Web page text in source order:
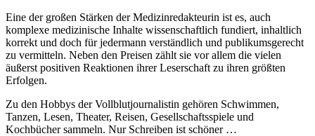
Eine der großen Stärken der Medizinredakteurin ist es, auch
komplexe medizinische Inhalte wissenschaftlich fundiert, inhaltlich
korrekt und doch für jedermann verständlich und publikumsgerecht
zu vermitteln. Neben den Preisen zählt sie vor allem die vielen
äußerst positiven Reaktionen ihrer Leserschaft zu ihren größten
Erfolgen.
Zu den Hobbys der Vollblutjournalistin gehören Schwimmen,
Tanzen, Lesen, Theater, Reisen, Gesellschaftsspiele und
Kochbücher sammeln. Nur Schreiben ist schöner …